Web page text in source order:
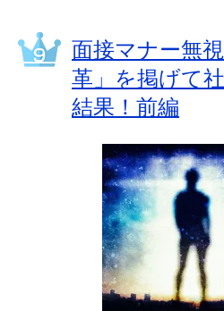
面接マナー無
革」を掲げて
結果！前編